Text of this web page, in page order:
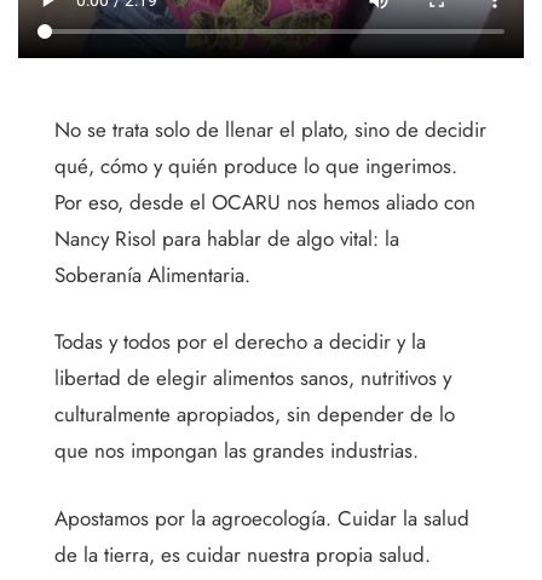
No se trata solo de llenar el plato, sino de decidir
qué, cómo y quién produce lo que ingerimos.
Por eso, desde el OCARU nos hemos aliado con
Nancy Risol para hablar de algo vital: la
Soberanía Alimentaria.
Todas y todos por el derecho a decidir y la
libertad de elegir alimentos sanos, nutritivos y
culturalmente apropiados, sin depender de lo
que nos impongan las grandes industrias.
Apostamos por la agroecología. Cuidar la salud
de la tierra, es cuidar nuestra propia salud.